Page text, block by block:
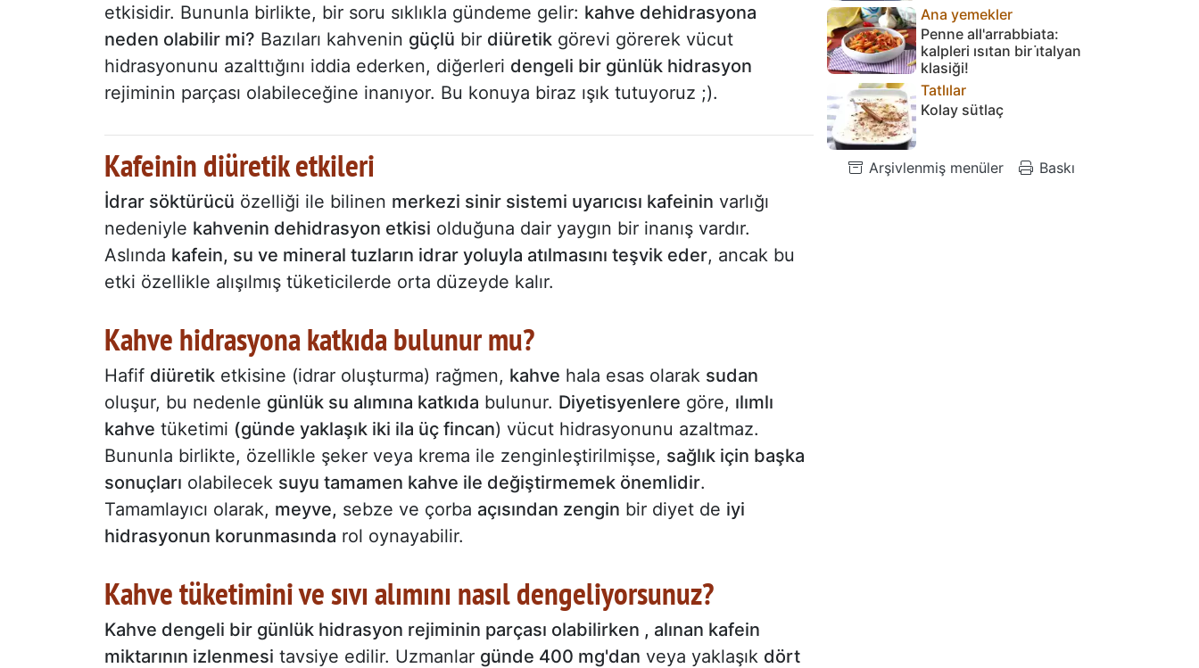
etkisidir. Bununla birlikte, bir soru sıklıkla gündeme gelir: kahve dehidrasyona
neden olabilir mi? Bazıları kahvenin güçlü bir diüretik görevi görerek vücut
hidrasyonunu azalttığını iddia ederken, diğerleri dengeli bir günlük hidrasyon
rejiminin parçası olabileceğine inanıyor. Bu konuya biraz ışık tutuyoruz ;).
Kafeinin diüretik etkileri
İdrar söktürücü özelliği ile bilinen merkezi sinir sistemi uyarıcısı kafeinin varlığı
nedeniyle kahvenin dehidrasyon etkisi olduğuna dair yaygın bir inanış vardır.
Aslında kafein, su ve mineral tuzların idrar yoluyla atılmasını teşvik eder, ancak bu
etki özellikle alışılmış tüketicilerde orta düzeyde kalır.
Kahve hidrasyona katkıda bulunur mu?
Hafif diüretik etkisine (idrar oluşturma) rağmen, kahve hala esas olarak sudan
oluşur, bu nedenle günlük su alımına katkıda bulunur. Diyetisyenlere göre, ılımlı
kahve tüketimi (günde yaklaşık iki ila üç fincan) vücut hidrasyonunu azaltmaz.
Bununla birlikte, özellikle şeker veya krema ile zenginleştirilmişse, sağlık için başka
sonuçları olabilecek suyu tamamen kahve ile değiştirmemek önemlidir.
Tamamlayıcı olarak, meyve, sebze ve çorba açısından zengin bir diyet de iyi
hidrasyonun korunmasında rol oynayabilir.
Kahve tüketimini ve sıvı alımını nasıl dengeliyorsunuz?
Kahve dengeli bir günlük hidrasyon rejiminin parçası olabilirken , alınan kafein
miktarının izlenmesi tavsiye edilir. Uzmanlar günde 400 mg'dan veya yaklaşık dört
Ana yemekler
Penne all'arrabbiata:
kalpleri ısıtan bir i̇talyan
klasiği!
Tatlılar
Kolay sütlaç
Arşivlenmiş menüler Baskı